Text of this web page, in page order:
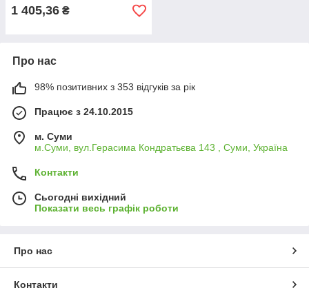
1 405,36 ₴
Про нас
98% позитивних з 353 відгуків за рік
Працює з 24.10.2015
м. Суми
м.Суми, вул.Герасима Кондратьєва 143 , Суми, Україна
Контакти
Сьогодні вихідний
Показати весь графік роботи
Про нас
Контакти